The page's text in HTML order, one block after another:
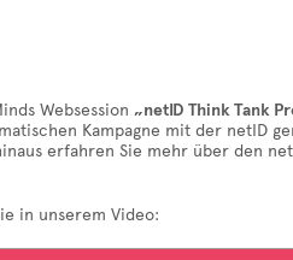
Websession „netID Think Tank
Kampagne mit der netID
erfahren Sie mehr über den
in unserem Video: